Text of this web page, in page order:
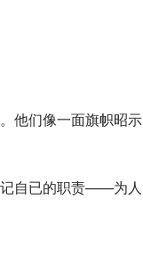
他们像一面旗帜昭示
记自已的职责——为人